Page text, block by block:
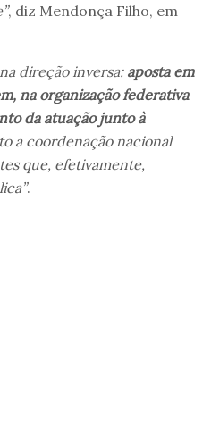
, diz Mendonça Filho, em
direção inversa:aposta em
na organização federativa
da atuação junto à
a coordenação nacional
que, efetivamente,
.